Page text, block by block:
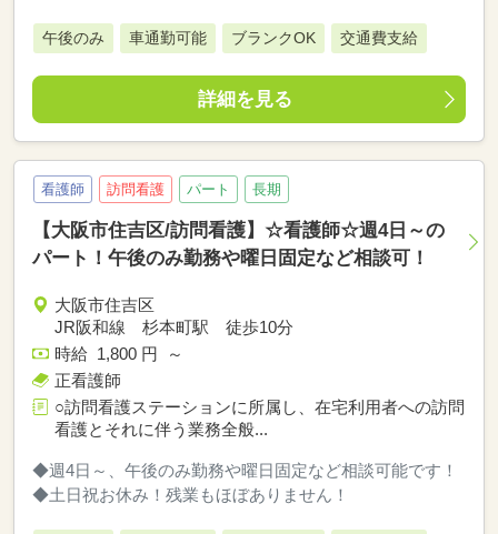
午後のみ 車通勤可能 ブランクOK 交通費支給
詳細を見る
看護師 訪問看護 パート 長期
【大阪市住吉区/訪問看護】☆看護師☆週4日～の
パート！午後のみ勤務や曜日固定など相談可！
大阪市住吉区
JR阪和線 杉本町駅 徒歩10分
時給 1,800 円 ～
正看護師
○訪問看護ステーションに所属し、在宅利用者への訪問
看護とそれに伴う業務全般...
◆週4日～、午後のみ勤務や曜日固定など相談可能です！
◆土日祝お休み！残業もほぼありません！